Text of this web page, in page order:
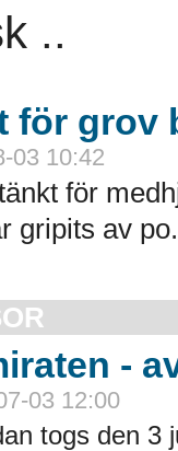
..
för grov
03 10:42
för
gripits av
-
03 12:00
togs den 3